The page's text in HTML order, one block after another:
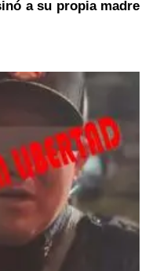
a su propia madre